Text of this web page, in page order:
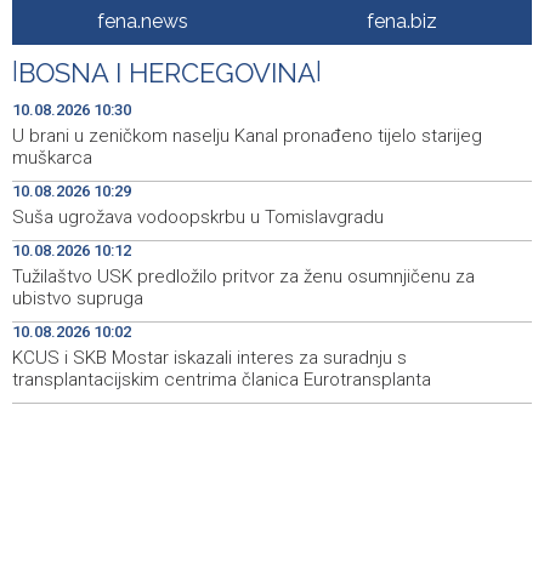
Zenica miners spend sixth night underground, trade
union members expected to join protest
10:46
Puhovski: Evropska konfederacija nerealna ideja, a EU
nema jasan plan ni za Zapadni Balkan
10:44
Film "Paviljon" Dine Mustafića osvojio nagradu publike na
10:39
Ivica Petrović predstavio knjigu 'Naša priča - Petrovići iz
sela Ravan u Busovači'
10:30
U brani u zeničkom naselju Kanal pronađeno tijelo
starijeg muškarca
10:29 Suša ugrožava vodoopskrbu u Tomislavgradu
fena.news fena.biz
BOSNA I HERCEGOVINA
10.08.2026 10:30
U brani u zeničkom naselju Kanal pronađeno tijelo starijeg
muškarca
10.08.2026 10:29
Suša ugrožava vodoopskrbu u Tomislavgradu
10.08.2026 10:12
Tužilaštvo USK predložilo pritvor za ženu osumnjičenu za
ubistvo supruga
10.08.2026 10:02
KCUS i SKB Mostar iskazali interes za suradnju s
transplantacijskim centrima članica Eurotransplanta